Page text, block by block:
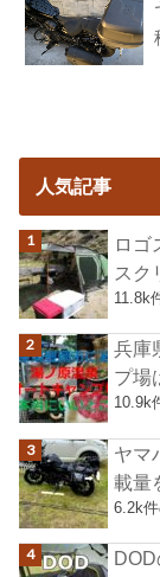
人気記事
ロゴ
スク
11.8k
兵庫
プ場
10.9k
ヤマ
載量
6.2k